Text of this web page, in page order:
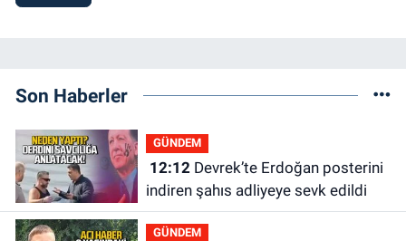
Son Haberler
GÜNDEM
12:12Devrek’te Erdoğan posterini
indiren şahıs adliyeye sevk edildi
GÜNDEM